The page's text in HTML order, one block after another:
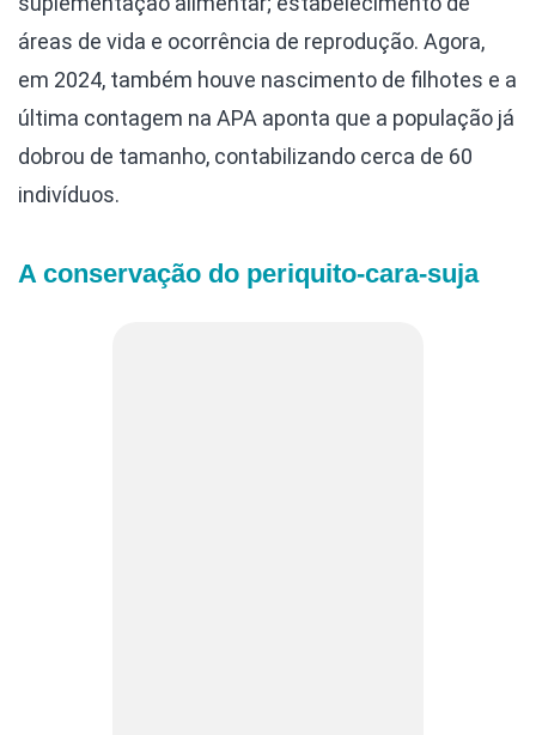
áreas de vida e ocorrência de reprodução. Agora,
em 2024, também houve nascimento de filhotes e a
última contagem na APA aponta que a população já
dobrou de tamanho, contabilizando cerca de 60
indivíduos.
A conservação do periquito-cara-suja